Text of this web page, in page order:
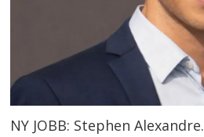
NY JOBB: Stephen Alexandre.